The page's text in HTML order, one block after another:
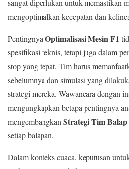
sangat diperlukan untuk memastikan
mengoptimalkan kecepatan dan
Pentingnya Optimalisasi Mesin F1
spesifikasi teknis, tetapi juga dalam
stop yang tepat. Tim harus
sebelumnya dan simulasi yang
strategi mereka. Wawancara dengan
mengungkapkan betapa pentingnya
mengembangkan Strategi Tim Balap
setiap balapan.
Dalam konteks cuaca, keputusan